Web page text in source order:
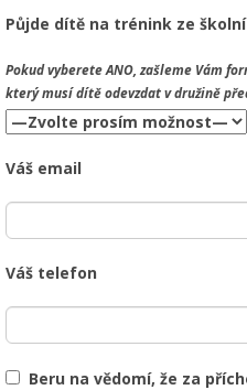
Půjde dítě na trénink ze
Pokud vybereteANO , zašleme Vám
který musí dítě odevzdat v družině
Váš email
Váš telefon
Beru na vědomí, že za